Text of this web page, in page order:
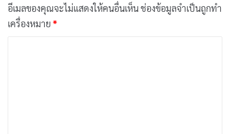
พระร่วงเจ้า ความเฉลียวฉลาดและกิริยามารยาทอันงดงาม
ของเธอทำให้เธอเป็นที่โปรดปรานของพระร่วงเจ้า เธอได้
อีเมลของคุณจะไม่แสดงให้คนอื่นเห็นช่องข้อมูลจำเป็นถูกทำ
เครื่องหมาย *